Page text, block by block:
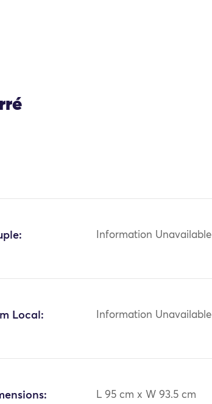
Information Unavailable
Local: Information Unavailable
L 95 cm x W 93.5 cm